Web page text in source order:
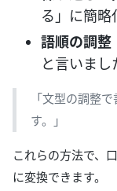
る」に簡略
語順の調整
と言いまし
「文型の調整
す。」
これらの方法で、
に変換できます。